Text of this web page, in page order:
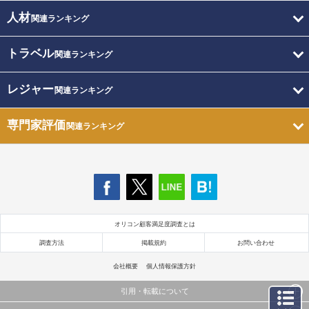
人材関連ランキング
トラベル関連ランキング
レジャー関連ランキング
専門家評価関連ランキング
オリコン顧客満足度調査とは
調査方法 掲載規約 お問い合わせ
会社概要 個人情報保護方針
引用・転載について